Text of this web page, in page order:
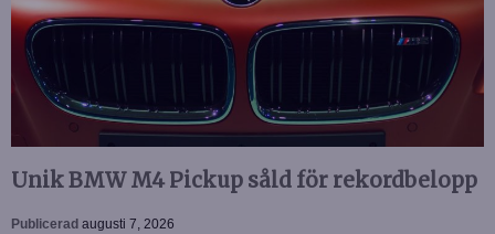
Unik BMW M4 Pickup såld för rekordbelopp
Publicerad augusti 7, 2026